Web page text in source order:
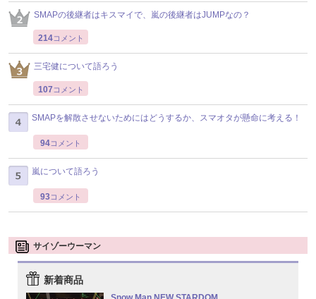
SMAPの後継者はキスマイで、嵐の後継者はJUMPなの？
214コメント
三宅健について語ろう
107 コメント
SMAPを解散させないためにはどうするか、スマオタが懸命に考える！
94コメント
嵐について語ろう
93コメント
サイゾーウーマン
新着商品